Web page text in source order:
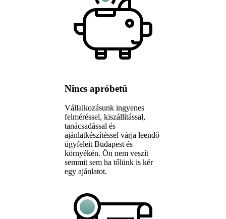
Nincs apróbetű
Vállalkozásunk ingyenes
felméréssel, kiszállítással,
tanácsadással és
ajánlatkészítéssel várja leendő
ügyfeleit Budapest és
környékén. Ön nem veszít
semmit sem ha tőlünk is kér
egy ajánlatot.